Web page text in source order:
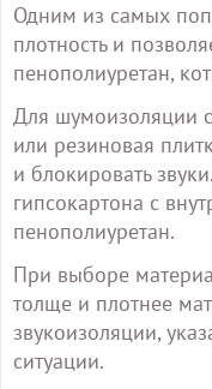
Одним из самых
плотность и
пенополиуретан,
Для шумоизоляции
или резиновая
и блокировать
гипсокартона с
пенополиуретан.
При выборе
толще и плотнее
звукоизоляции,
ситуации.